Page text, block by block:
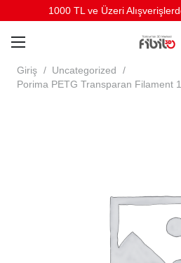
1000 TL ve Üzeri
Giriş / Uncategorized
/
Porima PETG Transparan Filament